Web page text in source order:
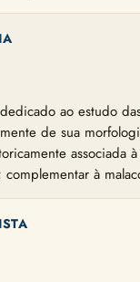
ao estudo
de sua
associada
à